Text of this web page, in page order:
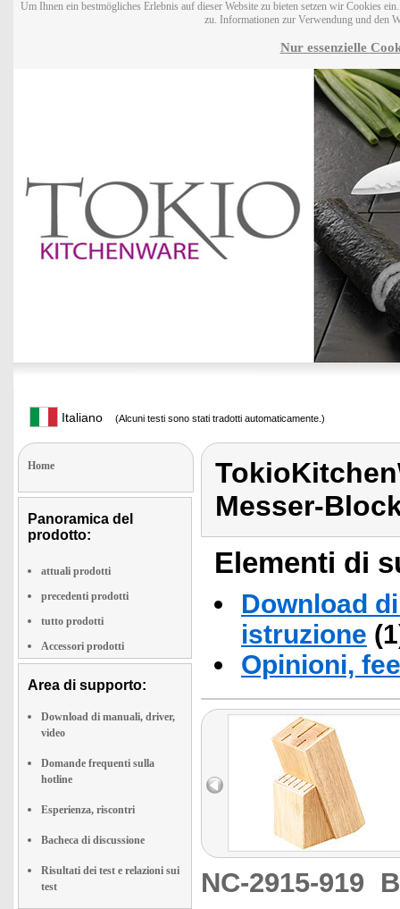
Um Ihnen ein bestmögliches Erlebnis auf dieser Website zu bieten setzen wir Cookies
zu. Informationen zur Verwendung und den
Nur essenzielle
Italiano (Alcuni testi sono stati tradotti automaticamente.)
Home
Panoramica del
prodotto:
attuali prodotti
precedenti prodotti
tutto prodotti
Accessori prodotti
Area di supporto:
Download di manuali, driver,
video
Domande frequenti sulla
hotline
Esperienza, riscontri
Bacheca di discussione
Risultati dei test e relazioni sui
test
Messer-
Elementi di
Download
istruzione
Opinioni,
NC-2915-919